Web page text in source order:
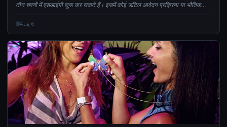
तीन चरणों में एसआईपी शुरू कर सकते हैं। इसमें कोई जटिल आवेदन प्रक्रिया या भौतिक
कागजी कार्रवाई नहीं है। यात्रा पूरी हो सकती है...
Aug 6